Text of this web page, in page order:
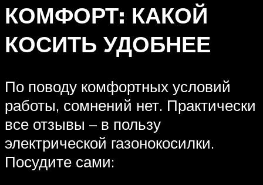
КОМФОРТ: КАКОЙ
КОСИТЬ УДОБНЕЕ
По поводу комфортных условий
работы, сомнений нет. Практически
все отзывы – в пользу
электрической газонокосилки.
Посудите сами: